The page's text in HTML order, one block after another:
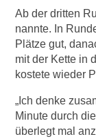
Ab der dritten
nannte. In
Plätze gut,
mit der Kette in
kostete wieder
„Ich denke
Minute durch
überlegt mal